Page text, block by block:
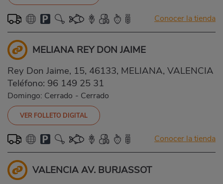
Conocer la tienda
MELIANA REY DON JAIME
Rey Don Jaime, 15, 46133, MELIANA, VALENCIA
Teléfono: 96 149 25 31
Domingo: Cerrado - Cerrado
VER FOLLETO DIGITAL
Conocer la tienda
VALENCIA AV. BURJASSOT